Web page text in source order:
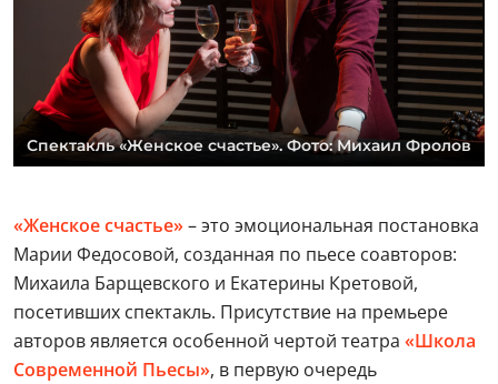
Спектакль «Женское счастье». Фото: Михаил Фролов
«Женское счастье»– это эмоциональная постановка
Марии Федосовой, созданная по пьесе соавторов:
Михаила Барщевского и Екатерины Кретовой,
посетивших спектакль. Присутствие на премьере
авторов является особенной чертой театра «Школа
Современной Пьесы», в первую очередь